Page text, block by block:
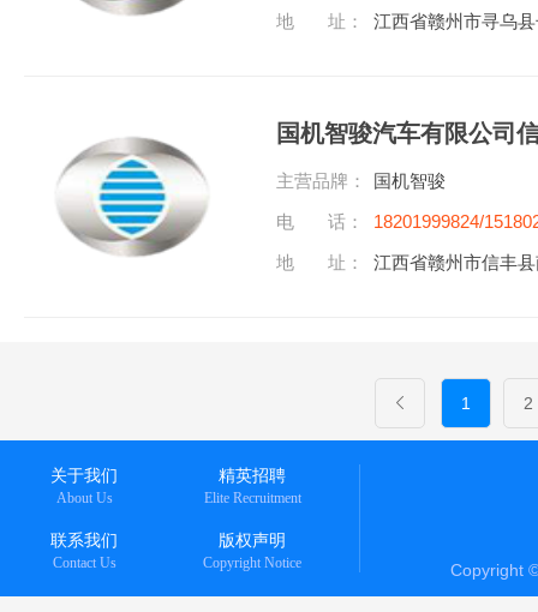
地 址： 江西省赣州市寻乌
国机智骏汽车有限公司
主营品牌：
国机智骏
电 话：
18201999824/
地 址：
江西省赣州市信丰
1 2
关于我们
About Us
精英招聘
Elite Recruitment
联系我们
Contact Us
版权声明
Copyright Notice Copyright